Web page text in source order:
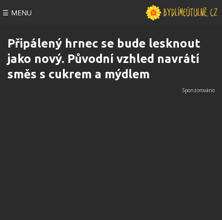
☰ MENU
Připálený hrnec se bude lesknout
jako nový. Původní vzhled navrátí
směs s cukrem a mýdlem